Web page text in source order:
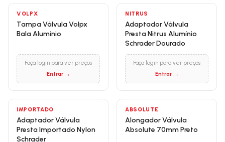
VOLPX
Tampa Válvula Volpx
Bala Alumínio
Faça login para ver preços
Entrar →
NITRUS
Adaptador Válvula
Presta Nitrus Alumínio
Schrader Dourado
Faça login para ver preços
Entrar →
IMPORTADO
Adaptador Válvula
Presta Importado Nylon
Schrader
ABSOLUTE
Alongador Válvula
Absolute 70mm Preto